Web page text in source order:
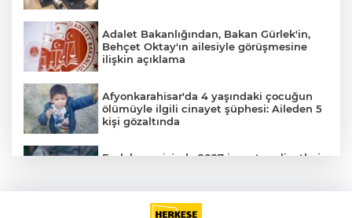
Adalet Bakanlığından, Bakan Gürlek'in,
Behçet Oktay'ın ailesiyle görüşmesine
ilişkin açıklama
Afyonkarahisar'da 4 yaşındaki çocuğun
ölümüyle ilgili cinayet şüphesi: Aileden 5
kişi gözaltında
Emlak vergisinde 2027 inşaat maliyetleri